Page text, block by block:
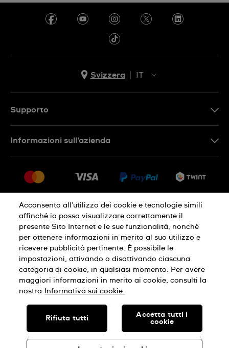
Svizzera
IT
IT
Supporto
Restituzione
Condizioni di vendita
Diritto di recesso
Informazioni sull'azienda
Carriera
Informativa sulla privacy Cookies
Condizioni di utilizzo Infomazioni legali
SWISS MADE
© SWATCH AG 2026, TUTTI I DIRITTI RISERVATI: SWISS WATCHES
Acconsento all’utilizzo dei cookie e tecnologie simili
affinché io possa visualizzare correttamente il
presente Sito Internet e le sue funzionalità, nonché
per ottenere informazioni in merito al suo utilizzo e
ricevere pubblicità pertinente. È possibile le
impostazioni, attivando o disattivando ciascuna
categoria di cookie, in qualsiasi momento. Per avere
maggiori informazioni in merito ai cookie, consulti la
nostra
Informativa sui cookie.
Rifiuta tutti
Accetta tutti i
cookie